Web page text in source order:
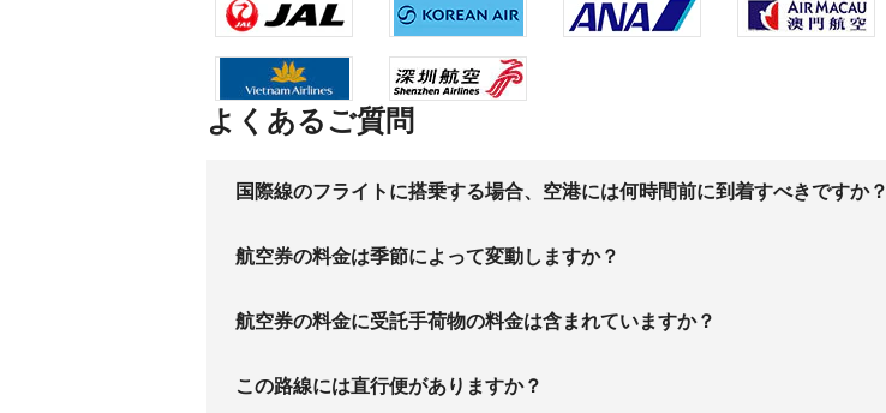
よくあるご質問
国際線のフライトに搭乗する場合、空港には何時間前に到着すべきですか？
航空券の料金は季節によって変動しますか？
航空券の料金に受託手荷物の料金は含まれていますか？
この路線には直行便がありますか？